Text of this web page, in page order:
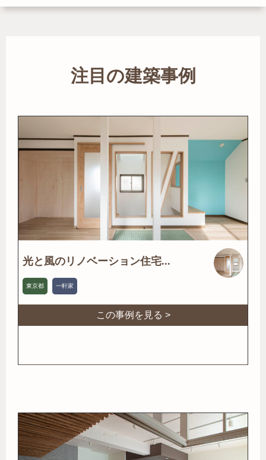
注目の建築事例
光と風のリノベーション住宅...
東京都 一軒家
この事例を見る >